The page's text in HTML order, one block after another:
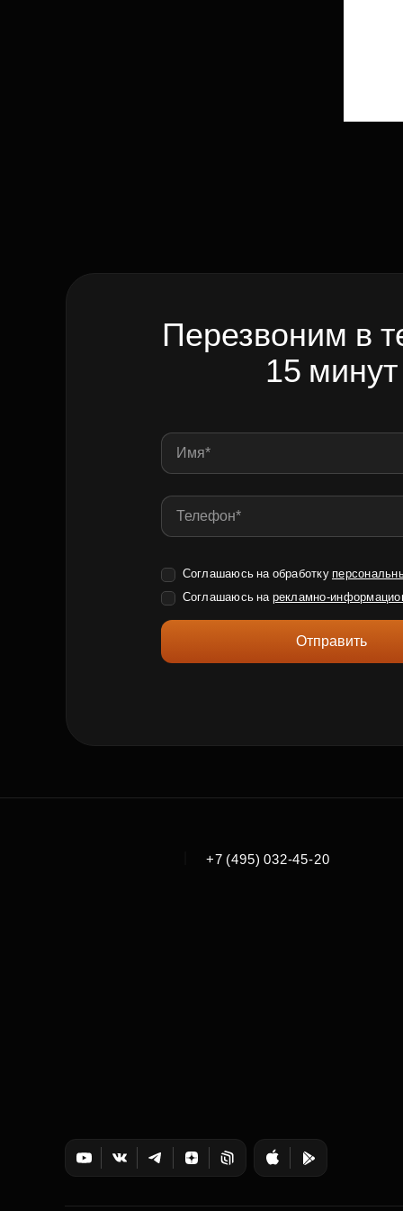
Перезвоним в
15 минут
Соглашаюсь на обработку
Соглашаюсь на рекламно-
Отправить
+7 (495) 032-45-20